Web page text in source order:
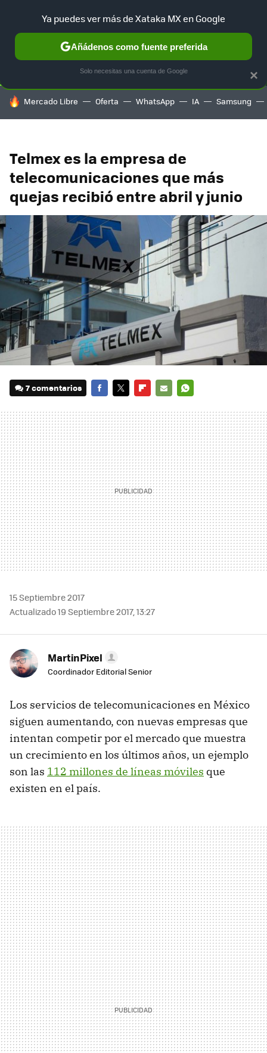
SELECCIÓN GAMING HOME AUTO TERRITORIO
HOY SE HABLA DE
Mercado Libre Oferta WhatsApp IA Samsung
Telmex es la empresa de
telecomunicaciones que más
quejas recibió entre abril y junio
7 comentarios
MAIL
15 Septiembre 2017
Actualizado 19 Septiembre 2017, 13:27
MartinPixel
Coordinador Editorial Senior
Los servicios de telecomunicaciones en México
siguen aumentando, con nuevas empresas que
intentan competir por el mercado que muestra
un crecimiento en los últimos años, un ejemplo
son las 112 millones de líneas móviles que
existen en el país.
×
Ya puedes ver más de Xataka MX en Google
Añádenos como fuente preferida
Solo necesitas una cuenta de Google